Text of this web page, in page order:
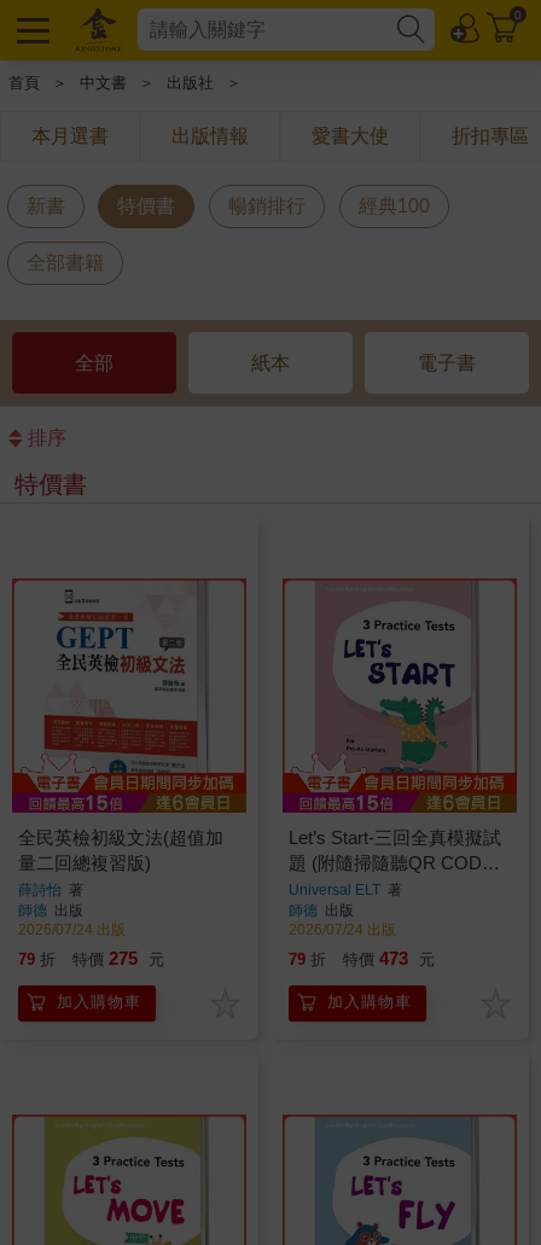
0
首頁 ＞ 中文書 ＞ 出版社 ＞
本月選書 出版情報 愛書大使 折扣專區
新書 特價書 暢銷排行 經典100
全部書籍
全部 紙本 電子書
排序
特價書
全民英檢初級文法(超值加
量二回總複習版)
薛詩怡 著
師德 出版
2026/07/24 出版
79 折 特價 275 元
加入購物車
Let’s Start-三回全真模擬試
題 (附隨掃隨聽QR CODE
音檔) (Pre-A1 Starters)
Universal ELT 著
師德 出版
2026/07/24 出版
79 折 特價 473 元
加入購物車